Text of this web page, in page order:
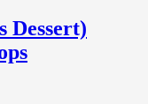
Dessert)